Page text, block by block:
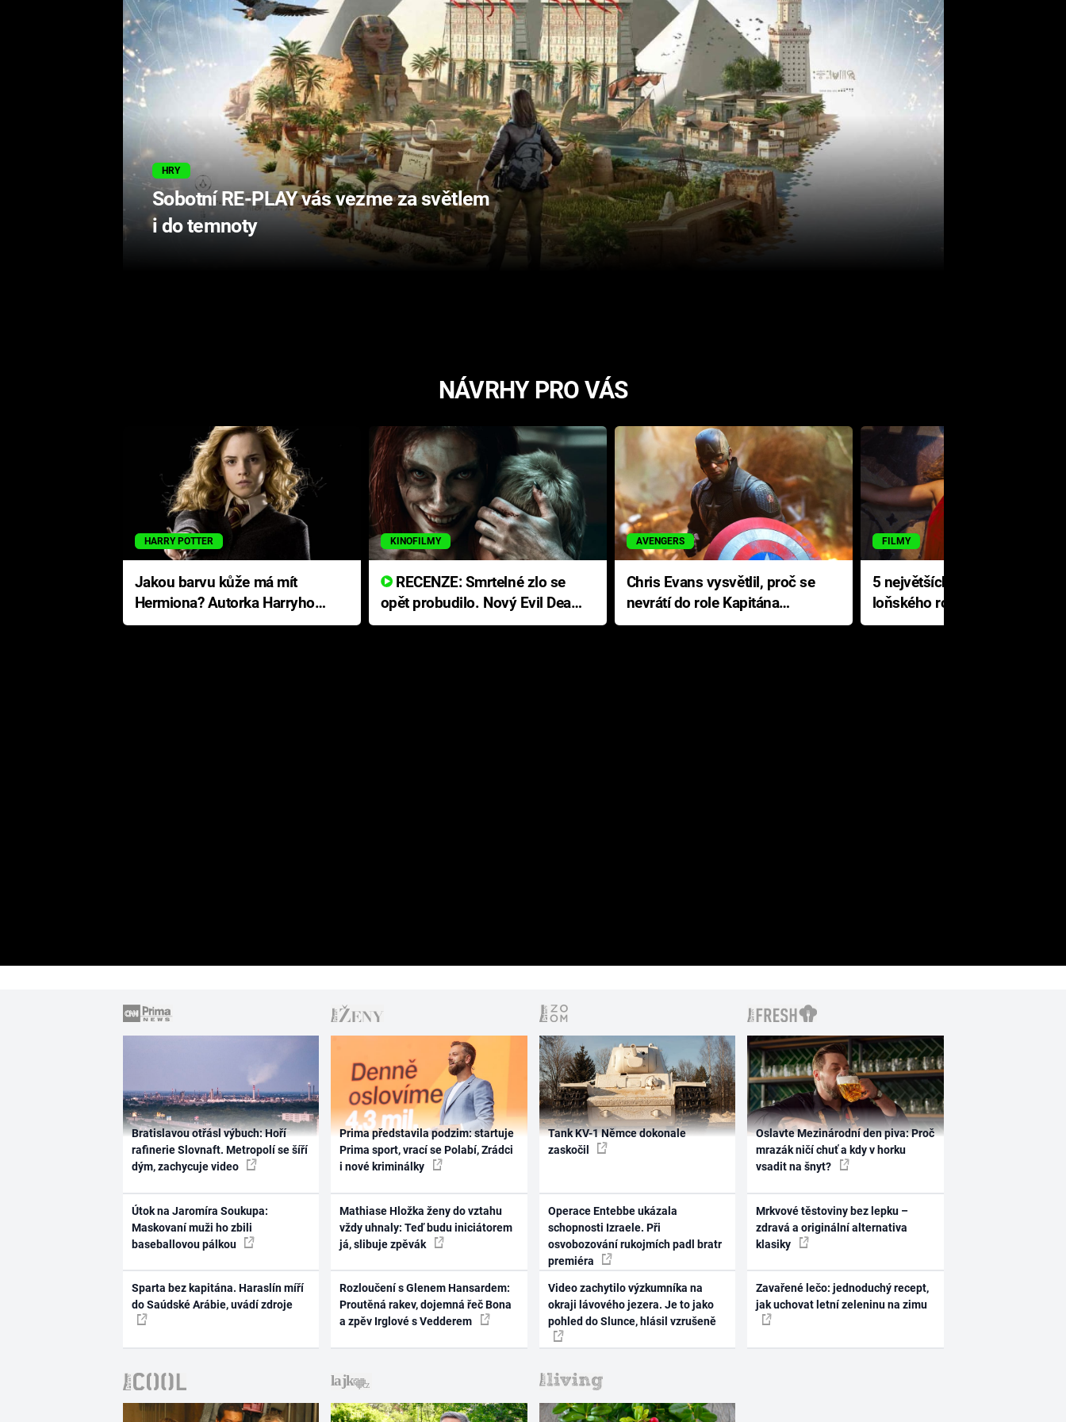
HRY
Sobotní RE-PLAY vás vezme za světlem
i do temnoty
NÁVRHY PRO VÁS
HARRY POTTER
Jakou barvu kůže má mít
Hermiona? Autorka Harryho
Pottera přišla s ráznou
KINOFILMY
RECENZE: Smrtelné zlo se
opět probudilo. Nový Evil Dead
přichází s neodolatelnou
AVENGERS
Chris Evans vysvětlil, proč se
nevrátí do role Kapitána
Ameriky
FILMY
5 největších propadáků
loňského roku: Disney na
jediné katastrofě prodělal 200
Bratislavou otřásl výbuch: Hoří
rafinerie Slovnaft. Metropolí se šíří
dým, zachycuje video
Útok na Jaromíra Soukupa:
Maskovaní muži ho zbili
baseballovou pálkou
Sparta bez kapitána. Haraslín míří
do Saúdské Arábie, uvádí zdroje
Prima představila podzim: startuje
Prima sport, vrací se Polabí, Zrádci
i nové kriminálky
Mathiase Hložka ženy do vztahu
vždy uhnaly: Teď budu iniciátorem
já, slibuje zpěvák
Rozloučení s Glenem Hansardem:
Proutěná rakev, dojemná řeč Bona
a zpěv Irglové s Vedderem
Tank KV-1 Němce dokonale
zaskočil
Operace Entebbe ukázala
schopnosti Izraele. Při
osvobozování rukojmích padl bratr
premiéra
Video zachytilo výzkumníka na
okraji lávového jezera. Je to jako
pohled do Slunce, hlásil vzrušeně
Oslavte Mezinárodní den piva: Proč
mrazák ničí chuť a kdy v horku
vsadit na šnyt?
Mrkvové těstoviny bez lepku –
zdravá a originální alternativa
klasiky
Zavařené lečo: jednoduchý recept,
jak uchovat letní zeleninu na zimu